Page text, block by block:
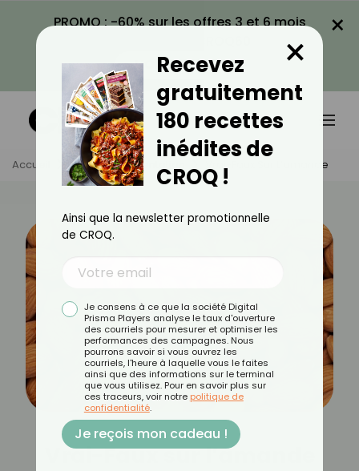
PROMO : -60% sur les offres 3 et 6 mois
VOIR LA PROMO
×
Accueil Actus Alimentation Vrai-Faux Sur L’amande
Vrai-Faux sur l’amande
Recevez
gratuitement
180 recettes
inédites de
CROQ !
×
Ainsi que la newsletter promotionnelle
de CROQ.
Je consens à ce que la société Digital
Prisma Players analyse le taux d'ouverture
des courriels pour mesurer et optimiser les
performances des campagnes. Nous
pourrons savoir si vous ouvrez les
courriels, l'heure à laquelle vous le faites
ainsi que des informations sur le terminal
que vous utilisez. Pour en savoir plus sur
ces traceurs, voir notre politique de
confidentialité.
Je reçois mon cadeau !